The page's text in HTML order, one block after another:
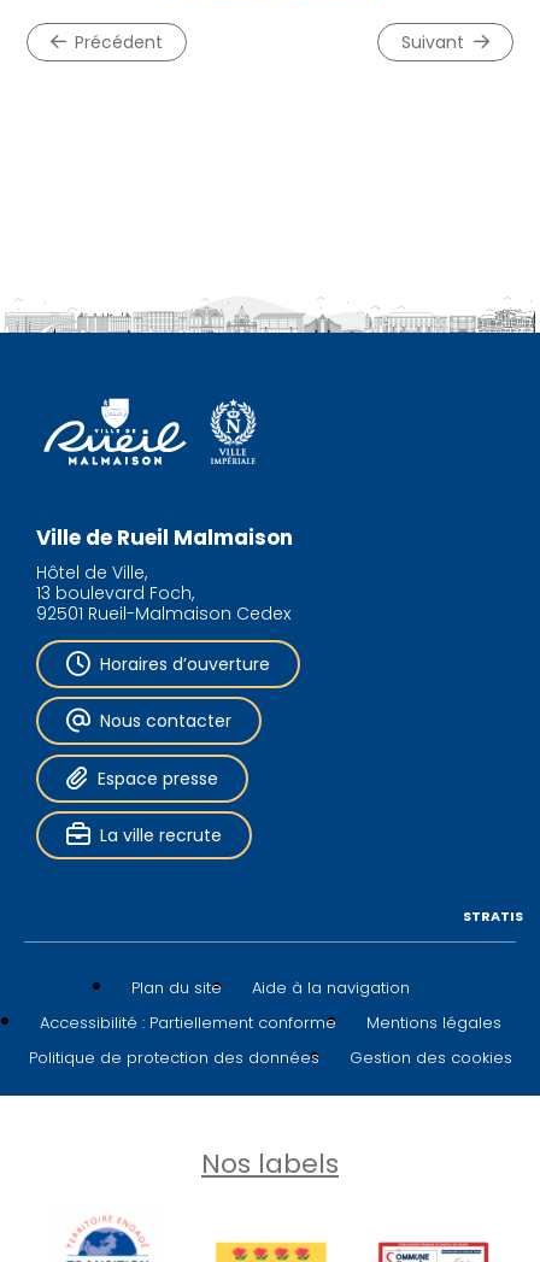
précédent suivant
Ville de Rueil Malmaison
Hôtel de Ville,
13 boulevard Foch,
92501 Rueil-Malmaison Cedex
Horaires d’ouverture
Nous contacter
Espace presse
La ville recrute
Plan du site
Aide à la navigation
Accessibilité : Partiellement conforme
Mentions légales
Politique de protection des données
Gestion des cookies
STRATIS
Nos labels